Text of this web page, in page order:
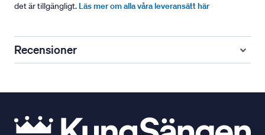
det är tillgängligt. Läs mer om alla våra leveransätt här
Recensioner